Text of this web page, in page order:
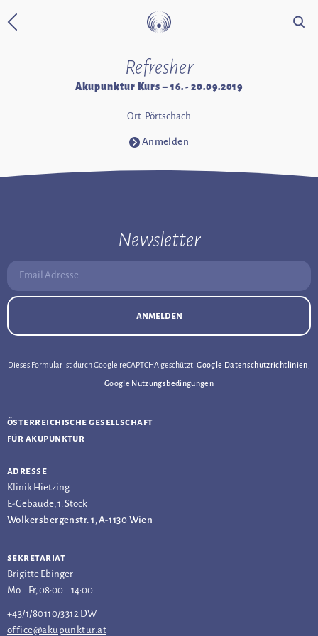
Zurück zur Startseite Suche
Refresher
Akupunktur Kurs – 16. - 20.09.2019
Ort: Pörtschach
⧁ Anmelden
Newsletter
Email Adresse:
anmelden
Dieses Formular ist durch Google reCAPTCHA geschützt.Google Datenschutzrichtlinien
Google Nutzungsbedingungen
österreichische gesellschaft
für akupunktur
adresse
Klinik Hietzing
E-Gebäude, 1. Stock
Wolkersbergenstr. 1, A-1130 Wien
sekretariat
Brigitte Ebinger
Mo – Fr, 08:00 – 14:00
+43/1/80110/3312 DW
office@akupunktur.at